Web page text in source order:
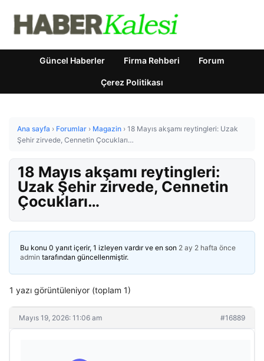
Güncel Haberler Firma Rehberi Forum
Çerez Politikası
Ana sayfa › Forumlar › Magazin › 18 Mayıs akşamı reytingleri: Uzak
Şehir zirvede, Cennetin Çocukları…
18 Mayıs akşamı reytingleri:
Uzak Şehir zirvede, Cennetin
Çocukları…
Bu konu 0 yanıt içerir, 1 izleyen vardır ve en son 2 ay 2 hafta önce
admin tarafından güncellenmiştir.
1 yazı görüntüleniyor (toplam 1)
Mayıs 19, 2026: 11:06 am #16889